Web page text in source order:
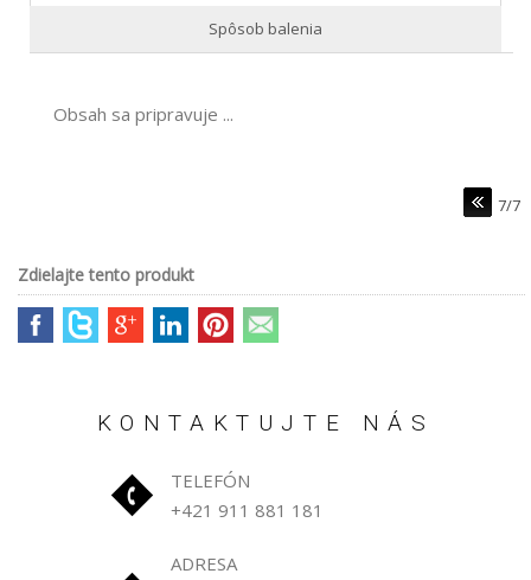
Spôsob balenia
Obsah sa pripravuje ...
7/7
Zdielajte tento produkt
KONTAKTUJTE NÁS
TELEFÓN
+421 911 881 181
ADRESA